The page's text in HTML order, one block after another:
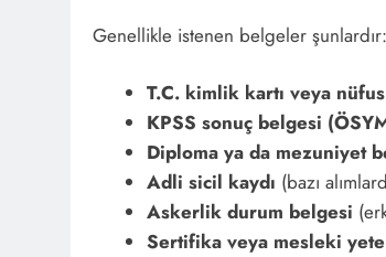
Genellikle istenen belgeler şunlardır:
T.C. kimlik kartı veya
KPSS sonuç belgesi
Diploma ya da mezuniyet
Adli sicil kaydı (bazı
Askerlik durum belgesi
Sertifika veya mesleki